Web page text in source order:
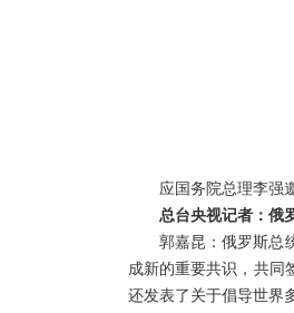
应国务院总理李强
总台央视记者：俄
郭嘉昆：俄罗斯总
成新的重要共识，共同
还发表了关于倡导世界